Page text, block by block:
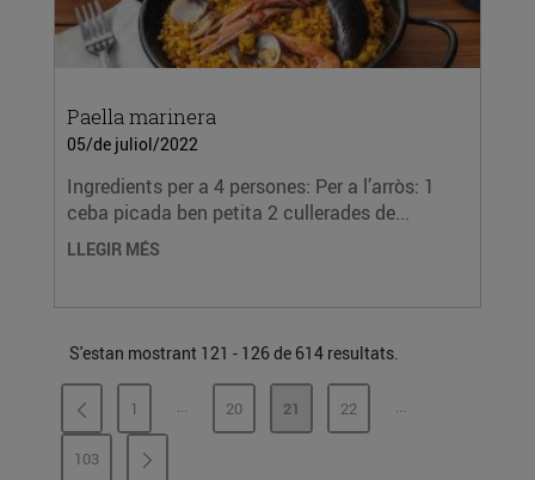
Paella marinera
05/de juliol/2022
Ingredients per a 4 persones: Per a l’arròs: 1
ceba picada ben petita 2 cullerades de...
LLEGIR MÉS
S'estan mostrant 121 - 126 de 614 resultats.
PÀGINA
1 ...PÀGINES INTERMÈDIES
PÀGINA
20 PÀGINA
21 PÀGINA
22 ...PÀGINES
PÀGINA
103